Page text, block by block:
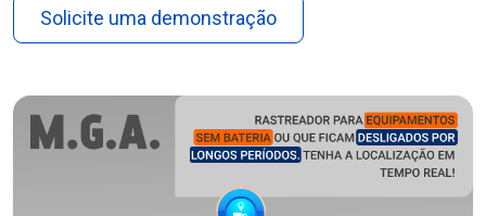
Solicite uma demonstração